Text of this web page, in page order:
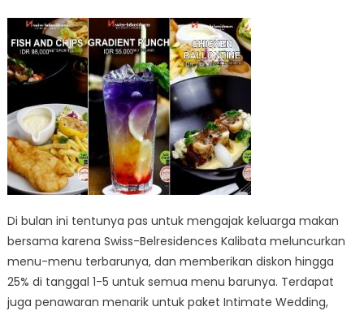
Di bulan ini tentunya pas untuk mengajak keluarga makan
bersama karena Swiss-Belresidences Kalibata meluncurkan
menu-menu terbarunya, dan memberikan diskon hingga
25% di tanggal 1-5 untuk semua menu barunya. Terdapat
juga penawaran menarik untuk paket Intimate Wedding,